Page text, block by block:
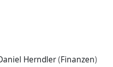
Herndler(Finanzen)